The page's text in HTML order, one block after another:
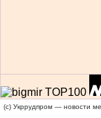
(c) Укррудпром — новости